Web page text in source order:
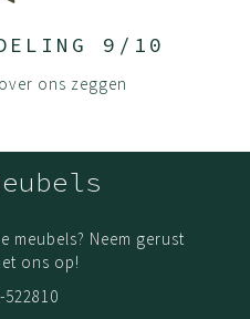
9/10
ons zeggen
meubels? Neem gerust
ons op!
522810